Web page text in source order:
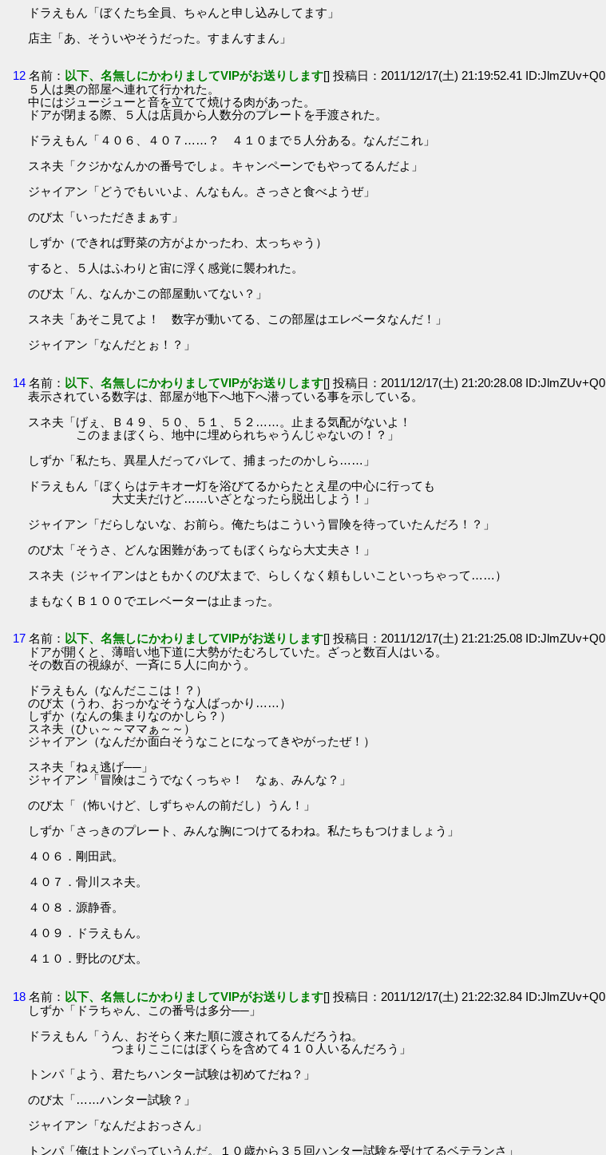
ドラえもん「ぼくたち全員、ちゃんと申し込みしてます」
店主「あ、そういやそうだった。すまんすまん」
12 名前： 以下、名無しにかわりましてVIPがお送りします[] 投稿日：2011/12/17(土) 21:19:52.41 ID:JlmZUv+Q0
５人は奥の部屋へ連れて行かれた。
中にはジュージューと音を立てて焼ける肉があった。
ドアが閉まる際、５人は店員から人数分のプレートを手渡された。
ドラえもん「４０６、４０７……？ ４１０まで５人分ある。なんだこれ」
スネ夫「クジかなんかの番号でしょ。キャンペーンでもやってるんだよ」
ジャイアン「どうでもいいよ、んなもん。さっさと食べようぜ」
のび太「いっただきまぁす」
しずか（できれば野菜の方がよかったわ、太っちゃう）
すると、５人はふわりと宙に浮く感覚に襲われた。
のび太「ん、なんかこの部屋動いてない？」
スネ夫「あそこ見てよ！ 数字が動いてる、この部屋はエレベータなんだ！」
ジャイアン「なんだとぉ！？」
14 名前： 以下、名無しにかわりましてVIPがお送りします[] 投稿日：2011/12/17(土) 21:20:28.08 ID:JlmZUv+Q0
表示されている数字は、部屋が地下へ地下へ潜っている事を示している。
スネ夫「げぇ、Ｂ４９、５０、５１、５２……。止まる気配がないよ！
このままぼくら、地中に埋められちゃうんじゃないの！？」
しずか「私たち、異星人だってバレて、捕まったのかしら……」
ドラえもん「ぼくらはテキオー灯を浴びてるからたとえ星の中心に行っても
大丈夫だけど……いざとなったら脱出しよう！」
ジャイアン「だらしないな、お前ら。俺たちはこういう冒険を待っていたんだろ！？」
のび太「そうさ、どんな困難があってもぼくらなら大丈夫さ！」
スネ夫（ジャイアンはともかくのび太まで、らしくなく頼もしいこといっちゃって……）
まもなくＢ１００でエレベーターは止まった。
17 名前： 以下、名無しにかわりましてVIPがお送りします[] 投稿日：2011/12/17(土) 21:21:25.08 ID:JlmZUv+Q0
ドアが開くと、薄暗い地下道に大勢がたむろしていた。ざっと数百人はいる。
その数百の視線が、一斉に５人に向かう。
ドラえもん（なんだここは！？）
のび太（うわ、おっかなそうな人ばっかり……）
しずか（なんの集まりなのかしら？）
スネ夫（ひぃ～～ママぁ～～）
ジャイアン（なんだか面白そうなことになってきやがったぜ！）
スネ夫「ねぇ逃げ──」
ジャイアン「冒険はこうでなくっちゃ！ なぁ、みんな？」
のび太「（怖いけど、しずちゃんの前だし）うん！」
しずか「さっきのプレート、みんな胸につけてるわね。私たちもつけましょう」
４０６．剛田武。
４０７．骨川スネ夫。
４０８．源静香。
４０９．ドラえもん。
４１０．野比のび太。
18 名前： 以下、名無しにかわりましてVIPがお送りします[] 投稿日：2011/12/17(土) 21:22:32.84 ID:JlmZUv+Q0
しずか「ドラちゃん、この番号は多分──」
ドラえもん「うん、おそらく来た順に渡されてるんだろうね。
つまりここにはぼくらを含めて４１０人いるんだろう」
トンパ「よう、君たちハンター試験は初めてだね？」
のび太「……ハンター試験？」
ジャイアン「なんだよおっさん」
トンパ「俺はトンパっていうんだ。１０歳から３５回ハンター試験を受けてるベテランさ」